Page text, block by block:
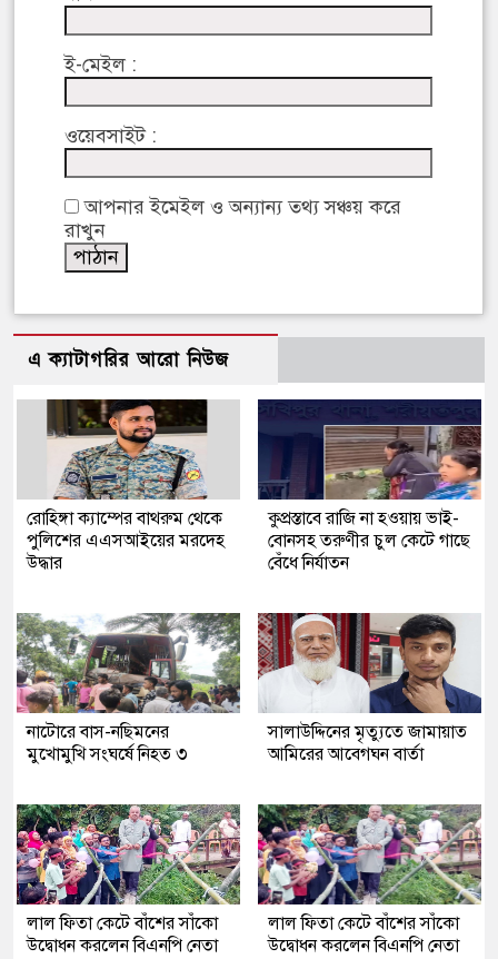
ই-মেইল :
ওয়েবসাইট :
আপনার ইমেইল ও অন্যান্য তথ্য সঞ্চয় করে
রাখুন
এ ক্যাটাগরির আরো নিউজ
রোহিঙ্গা ক্যাম্পের বাথরুম থেকে
পুলিশের এএসআইয়ের মরদেহ
উদ্ধার
কুপ্রস্তাবে রাজি না হওয়ায় ভাই-
বোনসহ তরুণীর চুল কেটে গাছে
বেঁধে নির্যাতন
নাটোরে বাস-নছিমনের
মুখোমুখি সংঘর্ষে নিহত ৩
সালাউদ্দিনের মৃত্যুতে জামায়াত
আমিরের আবেগঘন বার্তা
লাল ফিতা কেটে বাঁশের সাঁকো
উদ্বোধন করলেন বিএনপি নেতা
লাল ফিতা কেটে বাঁশের সাঁকো
উদ্বোধন করলেন বিএনপি নেতা